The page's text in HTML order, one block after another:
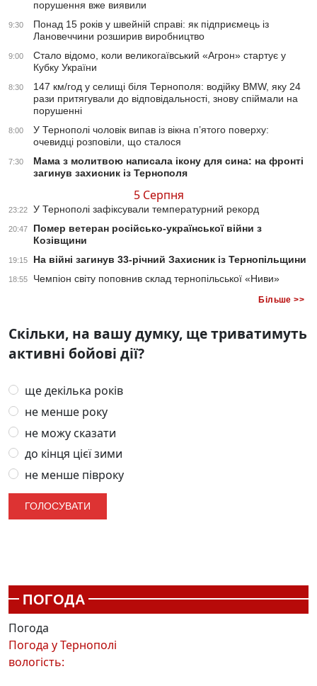
порушення вже виявили
9:30
Понад 15 років у швейній справі: як підприємець із
Лановеччини розширив виробництво
9:00
Стало відомо, коли великогаївський «Агрон» стартує у
Кубку України
8:30
147 км/год у селищі біля Тернополя: водійку BMW, яку 24
рази притягували до відповідальності, знову спіймали на
порушенні
8:00
У Тернополі чоловік випав із вікна п’ятого поверху:
очевидці розповіли, що сталося
7:30
Мама з молитвою написала ікону для сина: на фронті
загинув захисник із Тернополя
5 Серпня
23:22 У Тернополі зафіксували температурний рекорд
20:47
Помер ветеран російсько-української війни з
Козівщини
19:15 На війні загинув 33-річний Захисник із Тернопільщини
18:55 Чемпіон світу поповнив склад тернопільської «Ниви»
Більше >>
Скільки, на вашу думку, ще триватимуть
активні бойові дії?
ще декілька років
не менше року
не можу сказати
до кінця цієї зими
не менше півроку
ПОГОДА
Погода
Погода уТернополі
вологість: